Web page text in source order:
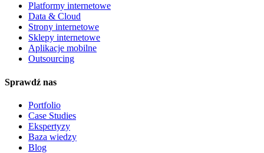
Platformy internetowe
Data & Cloud
Strony internetowe
Sklepy internetowe
Aplikacje mobilne
Outsourcing
Sprawdź nas
Portfolio
Case Studies
Ekspertyzy
Baza wiedzy
Blog